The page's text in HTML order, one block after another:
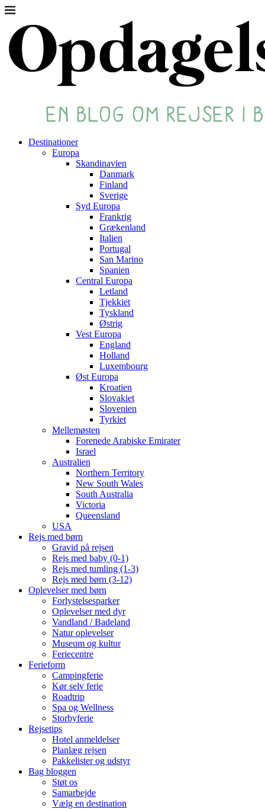
Destinationer
Europa
Skandinavien
Danmark
Finland
Sverige
Syd Europa
Frankrig
Grækenland
Italien
Portugal
San Marino
Spanien
Central Europa
Letland
Tjekkiet
Tyskland
Østrig
Vest Europa
England
Holland
Luxembourg
Øst Europa
Kroatien
Slovakiet
Slovenien
Tyrkiet
Mellemøsten
Forenede Arabiske Emirater
Israel
Australien
Northern Territory
New South Wales
South Australia
Victoria
Queensland
USA
Rejs med børn
Gravid på rejsen
Rejs med baby (0-1)
Rejs med tumling (1-3)
Rejs med børn (3-12)
Oplevelser med børn
Forlystelsesparker
Oplevelser med dyr
Vandland / Badeland
Natur oplevelser
Museum og kultur
Feriecentre
Ferieform
Campingferie
Kør selv ferie
Roadtrip
Spa og Wellness
Storbyferie
Rejsetips
Hotel anmeldelser
Planlæg rejsen
Pakkelister og udstyr
Bag bloggen
Støt os
Samarbejde
Vælg en destination